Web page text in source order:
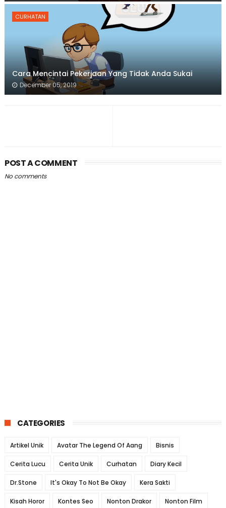
CURHATAN
Cara Mencintai Pekerjaan Yang Tidak Anda Sukai
December 05, 2019
POST A COMMENT
No comments
CATEGORIES
Artikel Unik Avatar The Legend Of Aang Bisnis
Cerita Lucu Cerita Unik Curhatan Diary Kecil
Dr.Stone It's Okay To Not Be Okay Kera Sakti
Kisah Horor Kontes Seo Nonton Drakor Nonton Film